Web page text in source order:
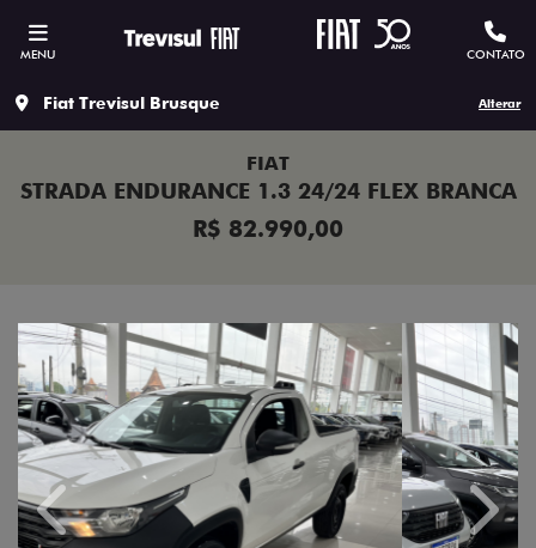
MENU CONTATO
Fiat Trevisul Brusque Alterar
FIAT
STRADA ENDURANCE 1.3 24/24 FLEX BRANCA
R$ 82.990,00
Previous Next